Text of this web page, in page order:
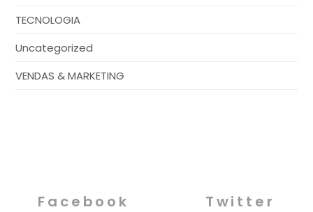
TECNOLOGIA
Uncategorized
VENDAS & MARKETING
Facebook Twitter